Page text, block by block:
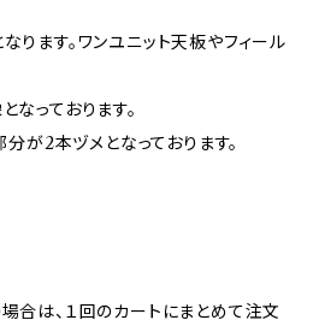
ります。ワンユニット天板やフィール
っております。
が2本ヅメとなっております。
合は、１回のカートにまとめて注文